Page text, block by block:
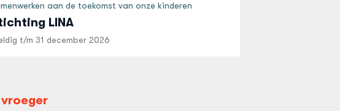
aan de toekomst van onze kinderen
LINA
t/m 31 december 2026